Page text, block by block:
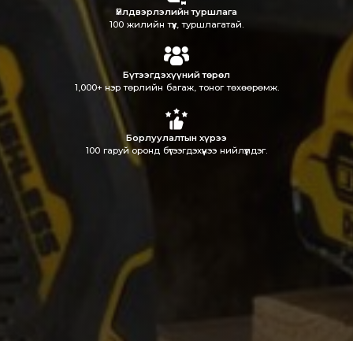
Үйлдвэрлэлийн туршлага
100 жилийн түүх, туршлагатай.
Бүтээгдэхүүний төрөл
1,000+ нэр төрлийн багаж, тоног төхөөрөмж.
Борлуулалтын хүрээ
100 гаруй оронд бүтээгдэхүүнээ нийлүүлдэг.